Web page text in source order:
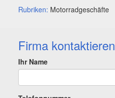
Rubriken: Motorradgeschäfte
Firma kontaktieren
Ihr Name